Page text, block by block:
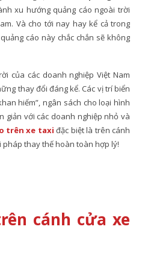
xu hướng quảng cáo ngoài trời
Và cho tới nay hay kể cả trong
cáo này chắc chắn sẽ không
của các doanh nghiệp Việt Nam
thay đổi đáng kể. Các vị trí biển
hiếm”, ngân sách cho loại hình
giản với các doanh nghiệp nhỏ và
trên xe taxi đặc biệt là trên cánh
thay thế hoàn toàn hợp lý!
cánh cửa xe